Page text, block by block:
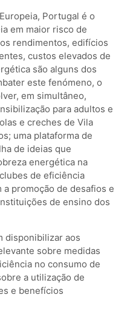
Portugal é o
em maior risco de
rendimentos, edifícios
custos elevados de
são alguns dos
este fenómeno, o
em simultâneo,
para adultos e
e creches de Vila
uma plataforma de
de ideias que
energética na
de eficiência
promoção de desafios e
de ensino dos
disponibilizar aos
sobre medidas
no consumo de
a utilização de
e benefícios